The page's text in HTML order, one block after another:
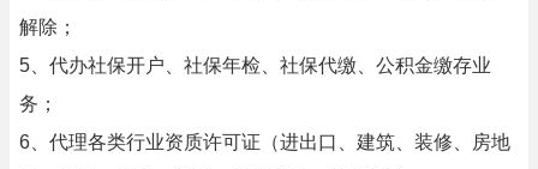
解除；
5、代办社保开户、社保年检、社保代缴、公积金缴存业
务；
6、代理各类行业资质许可证（进出口、建筑、装修、房地